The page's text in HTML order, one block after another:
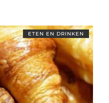
ETEN EN DRINKEN